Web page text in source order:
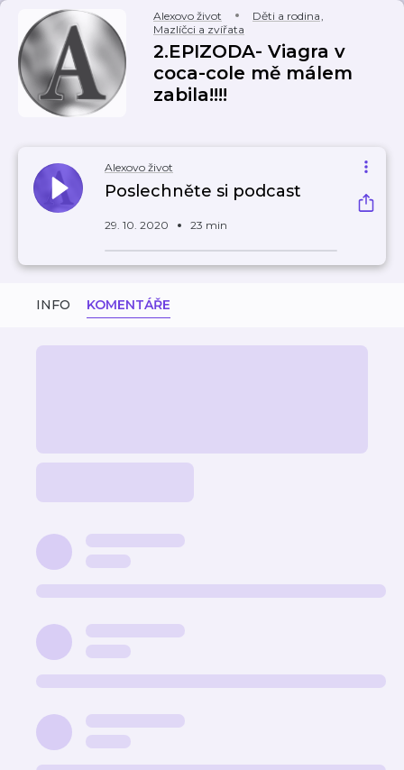
Alexovo život Děti a rodina,
Mazlíčci a zvířata
2.EPIZODA- Viagra v
coca-cole mě málem
zabila!!!!
Alexovo život
Poslechněte si podcast
29. 10. 2020 23 min
INFO KOMENTÁŘE